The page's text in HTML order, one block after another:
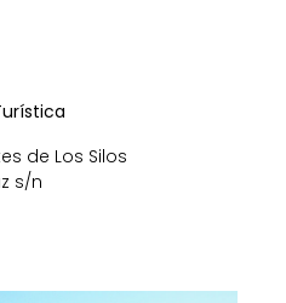
de Los Silos
s/n